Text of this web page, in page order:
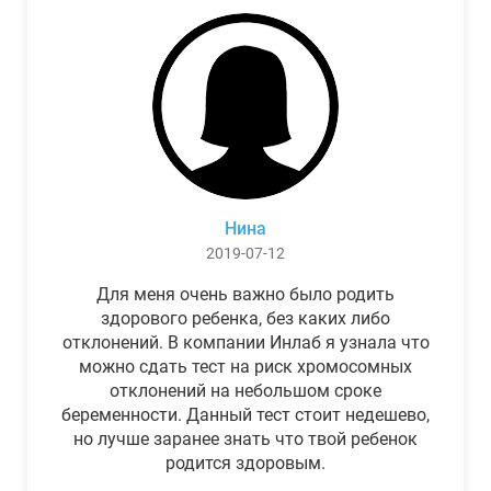
Нина
2019-07-12
Для меня очень важно было родить
здорового ребенка, без каких либо
отклонений. В компании Инлаб я узнала что
можно сдать тест на риск хромосомных
отклонений на небольшом сроке
беременности. Данный тест стоит недешево,
но лучше заранее знать что твой ребенок
родится здоровым.